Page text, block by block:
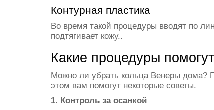
Контурная пластика
Во время такой процедуры вводят по
подтягивает кожу..
Какие процедуры
Можно ли убрать кольца Венеры дома?
этом вам помогут некоторые советы.
1. Контроль за осанкой